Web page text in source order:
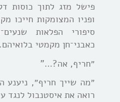
פישל מזג לתוך כוסות
ופניו המצומקות חייכו
סיפורי הפלאות
כאבני־חן מקמטי בלואיהם.
״חריף, אה?…”
״מה שייך חריף״, ניענע
רואה את איסטנבול לנגד